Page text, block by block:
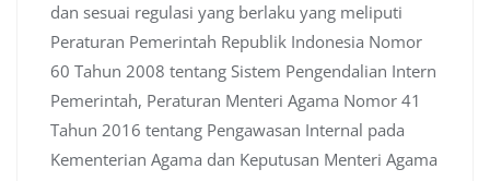
dan sesuai regulasi yang berlaku yang meliputi
Peraturan Pemerintah Republik Indonesia Nomor
60 Tahun 2008 tentang Sistem Pengendalian Intern
Pemerintah, Peraturan Menteri Agama Nomor 41
Tahun 2016 tentang Pengawasan Internal pada
Kementerian Agama dan Keputusan Menteri Agama